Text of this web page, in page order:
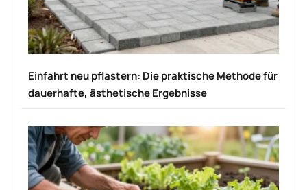
Einfahrt neu pflastern: Die praktische Methode für
dauerhafte, ästhetische Ergebnisse